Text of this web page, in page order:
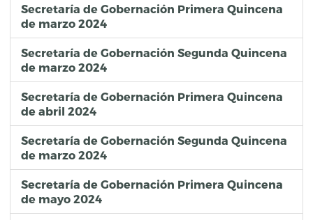
Secretaría de Gobernación Primera Quincena
de marzo 2024
Secretaría de Gobernación Segunda Quincena
de marzo 2024
Secretaría de Gobernación Primera Quincena
de abril 2024
Secretaría de Gobernación Segunda Quincena
de marzo 2024
Secretaría de Gobernación Primera Quincena
de mayo 2024